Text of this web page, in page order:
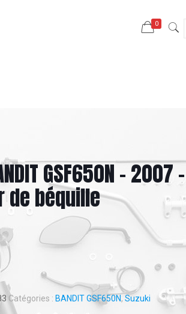
0
GSF650N – 2007 –
de béquille
Catégories : BANDIT GSF650N,Suzuki